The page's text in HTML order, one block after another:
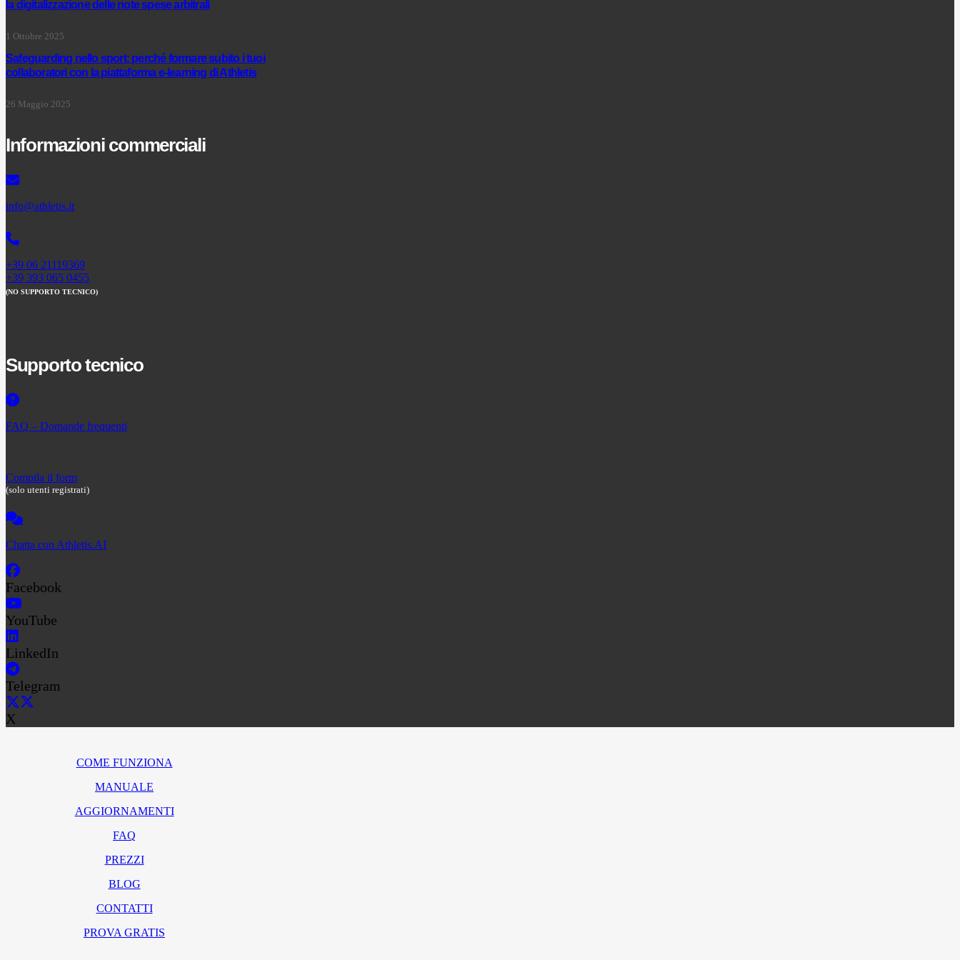
la digitalizzazione delle note spese arbitrali
1 Ottobre 2025
Safeguarding nello sport: perché formare subito i tuoi
collaboratori con la piattaforma e-learning di Athletis
26 Maggio 2025
Informazioni commerciali
info@athletis.it
+39 06 21119369
+39 393 065 0455
(NO SUPPORTO TECNICO)
Supporto tecnico
FAQ – Domande frequenti
Compila il form
(solo utenti registrati)
Chatta con Athletis.AI
Facebook
YouTube
LinkedIn
Telegram
X
COME FUNZIONA
MANUALE
AGGIORNAMENTI
FAQ
PREZZI
BLOG
CONTATTI
PROVA GRATIS